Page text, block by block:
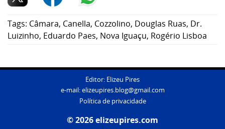
Tags: Câmara, Canella, Cozzolino, Douglas Ruas, Dr.
Luizinho, Eduardo Paes, Nova Iguaçu, Rogério Lisboa
Editor: Elizeu Pires
e-mail:elizeupires.blog@gmail.com
Política de privacidade
© 2026 elizeupires.com